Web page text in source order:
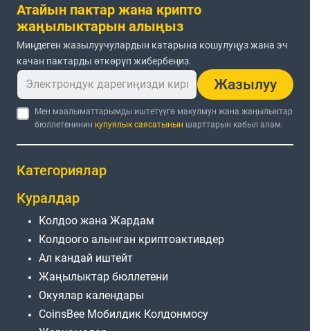
Атайын пактар жана крипто
жаңылыктарын алыңыз
Миңдеген жазылуучулардын катарына кошулуңуз жана эч
качан пактарды өткөрүп жибербеңиз.
Жазылуу
Мен маалыматтарымды иштетүүгө макулмун жана жаңылыктар
бюллетенинин купуялык саясатынын шарттарын кабыл алам.
Категориялар
Куралдар
Колдоо жана Жардам
Колдоого алынган криптоактивдер
Ал кандай иштейт
Жаңылыктар бюллетени
Окуялар календары
CoinsBee Мобилдик Колдонмосу